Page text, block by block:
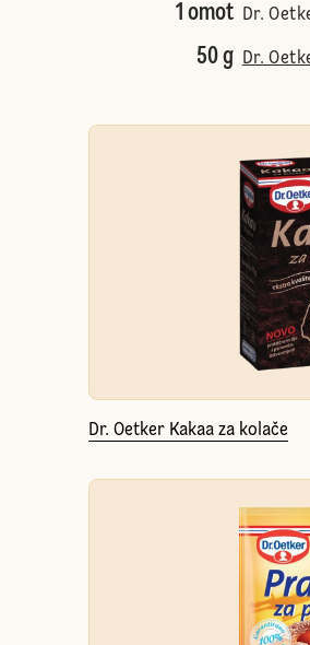
1 omot Dr.
50 g Dr.
Dr. Oetker Kakaa za kolače